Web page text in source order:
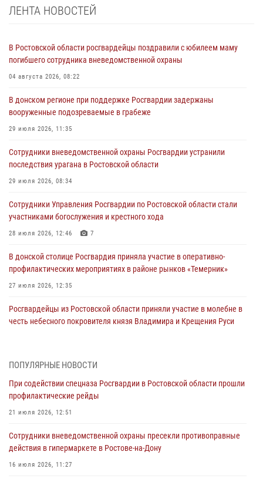
ЛЕНТА НОВОСТЕЙ
В Ростовской области росгвардейцы поздравили с юбилеем маму
погибшего сотрудника вневедомственной охраны
04 августа 2026, 08:22
В донском регионе при поддержке Росгвардии задержаны
вооруженные подозреваемые в грабеже
29 июля 2026, 11:35
Сотрудники вневедомственной охраны Росгвардии устранили
последствия урагана в Ростовской области
29 июля 2026, 08:34
Сотрудники Управления Росгвардии по Ростовской области стали
участниками богослужения и крестного хода
28 июля 2026, 12:46 7
В донской столице Росгвардия приняла участие в оперативно-
профилактических мероприятиях в районе рынков «Темерник»
27 июля 2026, 12:35
Росгвардейцы из Ростовской области приняли участие в молебне в
честь небесного покровителя князя Владимира и Крещения Руси
При содействии спецназа Росгвардии в Ростовской области прошли
21 июля 2026, 12:51
В Ростовской области экипаж вневедомственной охраны задержал
17 июля 2026, 07:24
Сотрудники вневедомственной охраны пресекли противоправные
ПОПУЛЯРНЫЕ НОВОСТИ
При содействии спецназа Росгвардии в Ростовской области прошли
профилактические рейды
21 июля 2026, 12:51
Сотрудники вневедомственной охраны пресекли противоправные
действия в гипермаркете в Ростове-на-Дону
16 июля 2026, 11:27